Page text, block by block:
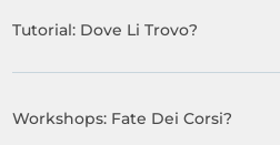
Tutorial: Dove Li Trovo?
Workshops: Fate Dei Corsi?